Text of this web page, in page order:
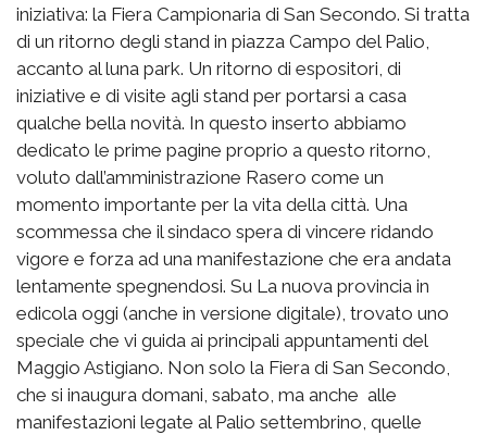
iniziativa: la Fiera Campionaria di San Secondo. Si tratta
di un ritorno degli stand in piazza Campo del Palio,
accanto al luna park. Un ritorno di espositori, di
iniziative e di visite agli stand per portarsi a casa
qualche bella novità. In questo inserto abbiamo
dedicato le prime pagine proprio a questo ritorno,
voluto dall’amministrazione Rasero come un
momento importante per la vita della città. Una
scommessa che il sindaco spera di vincere ridando
vigore e forza ad una manifestazione che era andata
lentamente spegnendosi. Su La nuova provincia in
edicola oggi (anche in versione digitale), trovato uno
speciale che vi guida ai principali appuntamenti del
Maggio Astigiano. Non solo la Fiera di San Secondo,
che si inaugura domani, sabato, ma anche alle
manifestazioni legate al Palio settembrino, quelle